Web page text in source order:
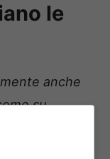
le
anche
su
e Molise
che